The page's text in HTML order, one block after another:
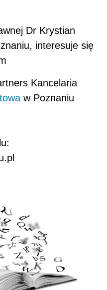
Dr Krystian
interesuje się
Kancelaria
w Poznaniu